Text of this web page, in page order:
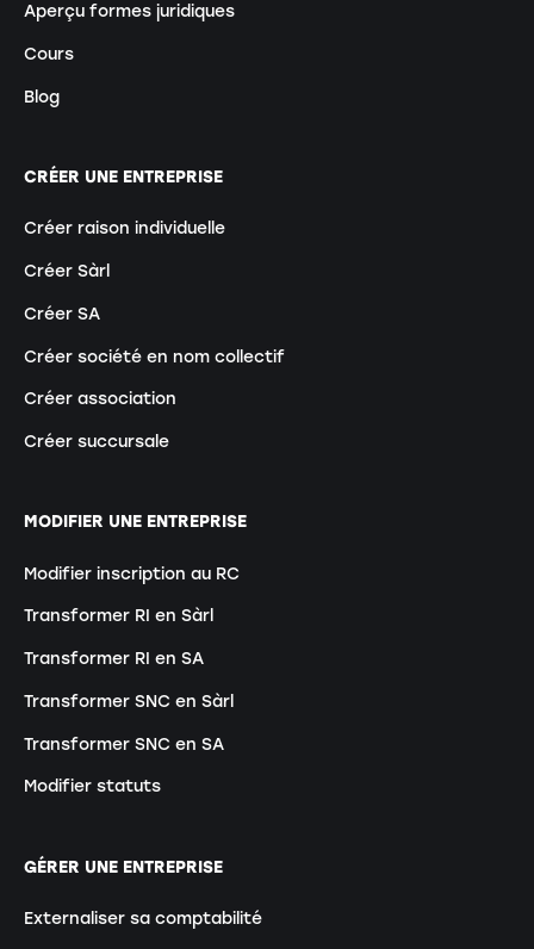
Aperçu formes juridiques
Cours
Blog
CRÉER UNE ENTREPRISE
Créer raison individuelle
Créer Sàrl
Créer SA
Créer société en nom collectif
Créer association
Créer succursale
MODIFIER UNE ENTREPRISE
Modifier inscription au RC
Transformer RI en Sàrl
Transformer RI en SA
Transformer SNC en Sàrl
Transformer SNC en SA
Modifier statuts
GÉRER UNE ENTREPRISE
Externaliser sa comptabilité